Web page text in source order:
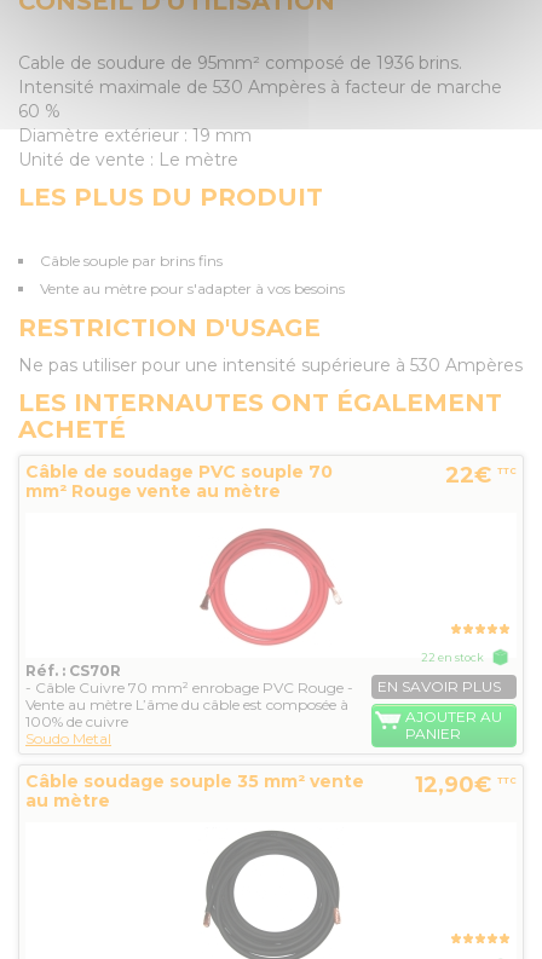
Cable de soudure de 95mm² composé de 1936 brins.
Intensité maximale de 530 Ampères à facteur de marche
60 %
Diamètre extérieur : 19 mm
Unité de vente : Le mètre
LES PLUS DU PRODUIT
Câble souple par brins fins
Vente au mètre pour s'adapter à vos besoins
RESTRICTION D'USAGE
Ne pas utiliser pour une intensité supérieure à 530 Ampères
LES INTERNAUTES ONT ÉGALEMENT
ACHETÉ
Câble de soudage PVC souple 70
mm² Rouge vente au mètre
22€ TTC
Réf. : CS70R
- Câble Cuivre 70 mm² enrobage PVC Rouge -
Vente au mètre L’âme du câble est composée à
100% de cuivre
Soudo Metal
22 en stock
EN SAVOIR PLUS
AJOUTER AU
PANIER
Câble soudage souple 35 mm² vente
au mètre
12,90€ TTC